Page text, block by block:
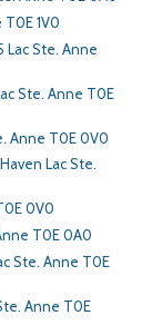
T0E 1V0
Lac Ste. Anne
Ste. Anne T0E
Anne T0E 0V0
Lac Ste.
0V0
T0E 0A0
Ste. Anne T0E
Anne T0E